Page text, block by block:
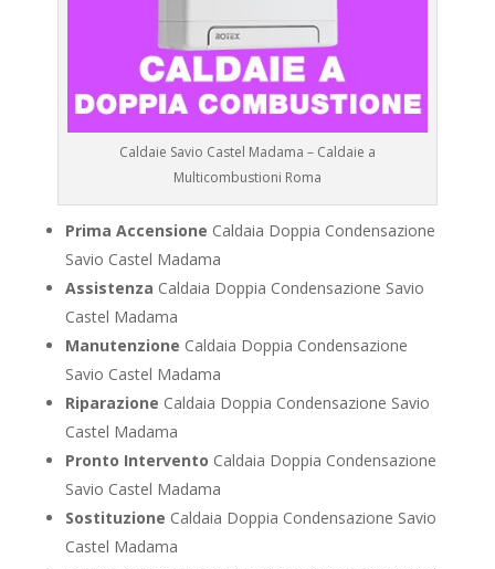
Caldaie Savio Castel Madama – Caldaie a
Multicombustioni Roma
Prima Accensione Caldaia Doppia Condensazione
Savio Castel Madama
Assistenza Caldaia Doppia Condensazione Savio
Castel Madama
Manutenzione Caldaia Doppia Condensazione
Savio Castel Madama
Riparazione Caldaia Doppia Condensazione Savio
Castel Madama
Pronto Intervento Caldaia Doppia Condensazione
Savio Castel Madama
Sostituzione Caldaia Doppia Condensazione Savio
Castel Madama